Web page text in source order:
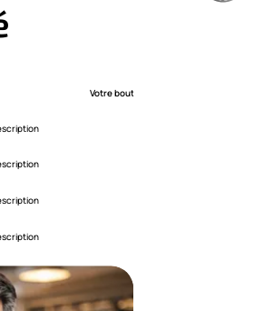
Votre bouton